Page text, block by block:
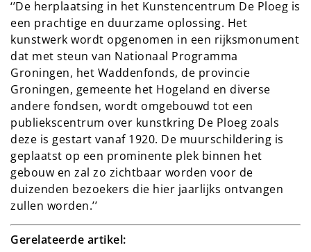
‘’De herplaatsing in het Kunstencentrum De Ploeg is
een prachtige en duurzame oplossing. Het
kunstwerk wordt opgenomen in een rijksmonument
dat met steun van Nationaal Programma
Groningen, het Waddenfonds, de provincie
Groningen, gemeente het Hogeland en diverse
andere fondsen, wordt omgebouwd tot een
publiekscentrum over kunstkring De Ploeg zoals
deze is gestart vanaf 1920. De muurschildering is
geplaatst op een prominente plek binnen het
gebouw en zal zo zichtbaar worden voor de
duizenden bezoekers die hier jaarlijks ontvangen
zullen worden.’’
Gerelateerde artikel: